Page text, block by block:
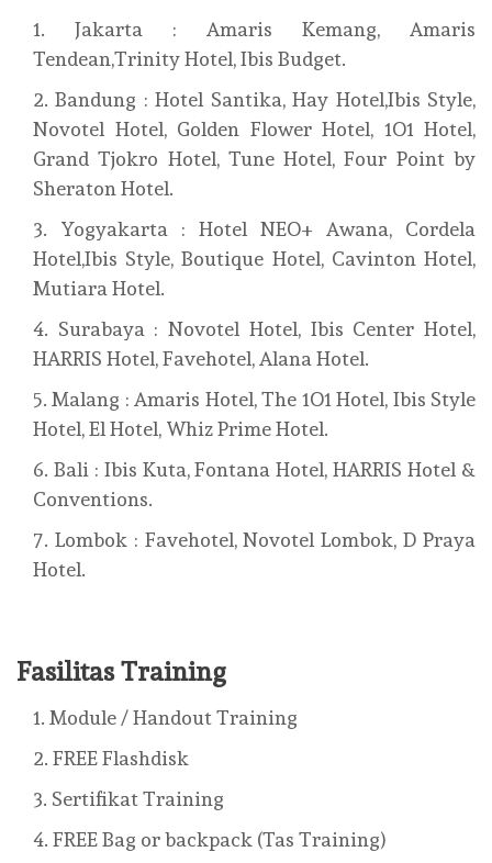
Jakarta : Amaris Kemang, Amaris
Tendean,Trinity Hotel, Ibis Budget.
Bandung : Hotel Santika, Hay Hotel,Ibis Style,
Novotel Hotel, Golden Flower Hotel, 1O1 Hotel,
Grand Tjokro Hotel, Tune Hotel, Four Point by
Sheraton Hotel.
Yogyakarta : Hotel NEO+ Awana, Cordela
Hotel,Ibis Style, Boutique Hotel, Cavinton Hotel,
Mutiara Hotel.
Surabaya : Novotel Hotel, Ibis Center Hotel,
HARRIS Hotel, Favehotel, Alana Hotel.
Malang : Amaris Hotel, The 1O1 Hotel, Ibis Style
Hotel, El Hotel, Whiz Prime Hotel.
Bali : Ibis Kuta, Fontana Hotel, HARRIS Hotel &
Conventions.
Lombok : Favehotel, Novotel Lombok, D Praya
Hotel.
Fasilitas Training
Module / Handout Training
FREE Flashdisk
Sertifikat Training
FREE Bag or backpack (Tas Training)